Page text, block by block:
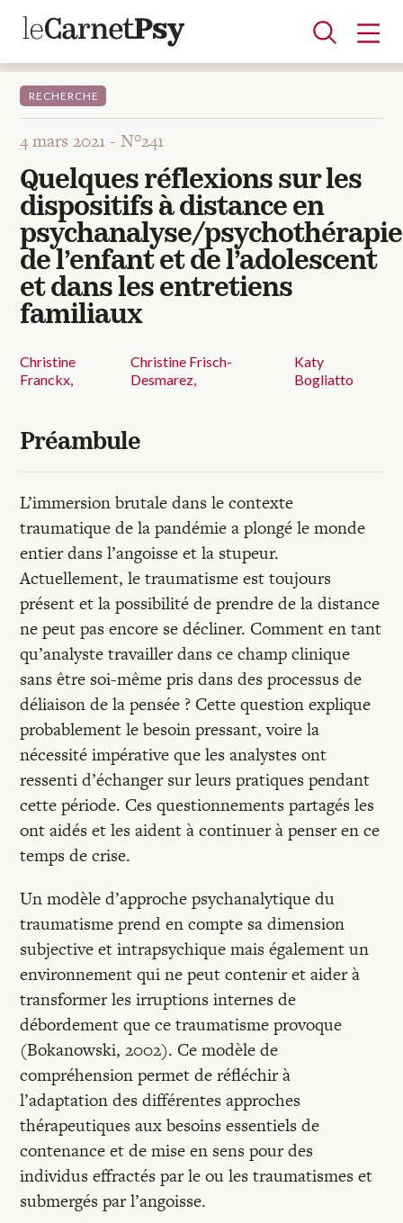
Articles
A la une
Adolescence
Dispositif
Enfance
Périnatalité
Psychanalyse
Psychopathologie
Soin
Dossiers
Auteurs
Entretiens
Revues
Colloque
Mon panier
Mon compte
RECHERCHE
4 mars 2021 -N°241
Quelques réflexions sur les
dispositifs à distance en
psychanalyse/psychothérapie
de l’enfant et de l’adolescent
et dans les entretiens
familiaux
Christine
Franckx
Christine Frisch-
Desmarez
Katy
Bogliatto
Préambule
L’immersion brutale dans le contexte
traumatique de la pandémie a plongé le monde
entier dans l’angoisse et la stupeur.
Actuellement, le traumatisme est toujours
présent et la possibilité de prendre de la distance
ne peut pas encore se décliner. Comment en tant
qu’analyste travailler dans ce champ clinique
sans être soi-même pris dans des processus de
déliaison de la pensée ? Cette question explique
probablement le besoin pressant, voire la
nécessité impérative que les analystes ont
ressenti d’échanger sur leurs pratiques pendant
cette période. Ces questionnements partagés les
ont aidés et les aident à continuer à penser en ce
temps de crise.
Un modèle d’approche psychanalytique du
traumatisme prend en compte sa dimension
subjective et intrapsychique mais également un
environnement qui ne peut contenir et aider à
transformer les irruptions internes de
débordement que ce traumatisme provoque
(Bokanowski, 2002). Ce modèle de
compréhension permet de réfléchir à
l’adaptation des différentes approches
thérapeutiques aux besoins essentiels de
contenance et de mise en sens pour des
individus effractés par le ou les traumatismes et
submergés par l’angoisse.